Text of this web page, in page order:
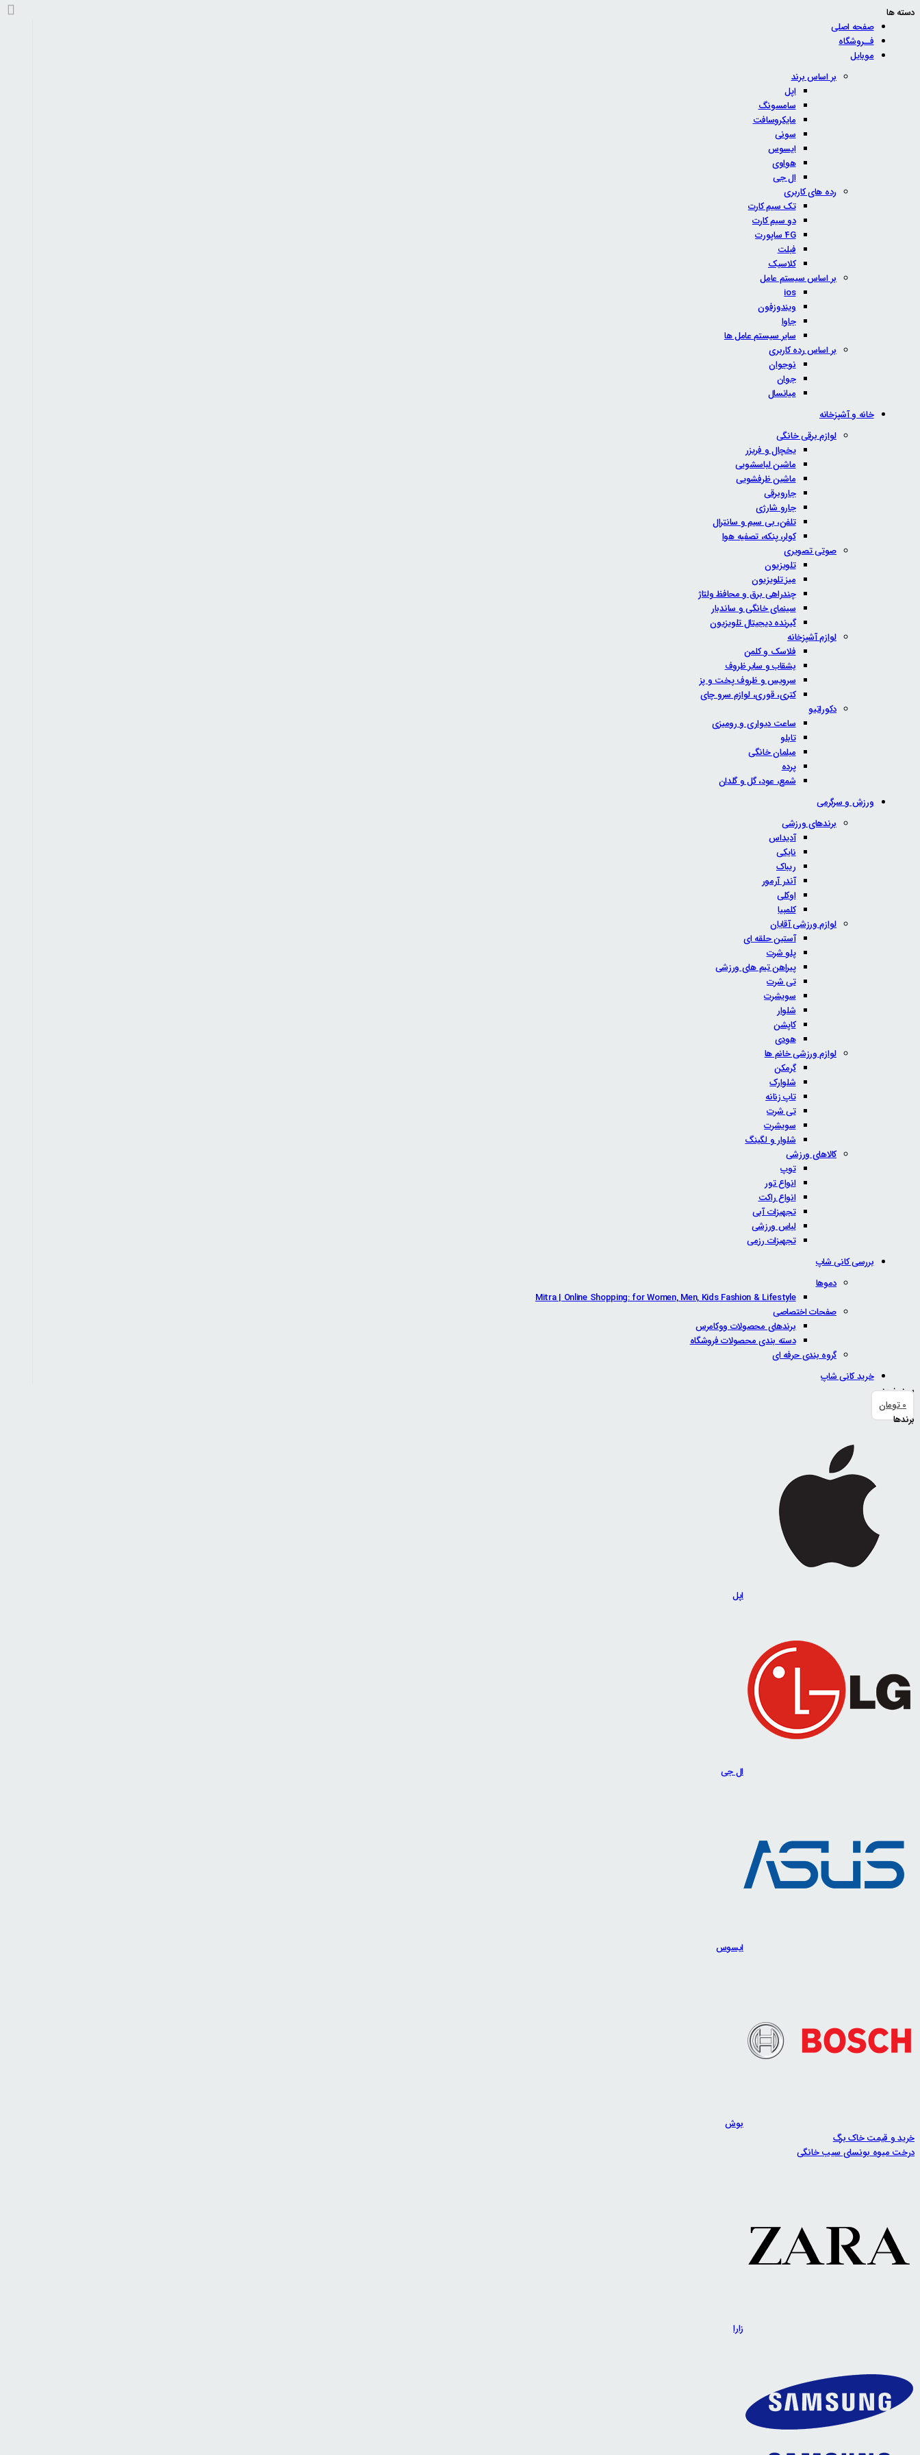
دسته ها
صفحه اصلی
فــروشگاه
موبایل
بر اساس برند
اپل
سامسونگ
مایکروسافت
سونی
ایسوس
هواوی
ال جی
رده های کاربری
تک سیم کارت
دو سیم کارت
4G ساپورت
فبلت
کلاسیک
بر اساس سیستم عامل
ios
ویندوزفون
جاوا
سایر سیستم عامل ها
بر اساس رده کاربری
نوجوان
جوان
میانسال
خانه و آشپزخانه
لوازم برقی خانگی
یخچال و فریزر
ماشین لباسشویی
ماشین ظرفشویی
جاروبرقی
جارو شارژی
تلفن، بی سیم و سانترال
کولر، پنکه، تصفیه هوا
صوتی تصویری
تلویزیون
میز تلویزیون
چندراهی برق و محافظ ولتاژ
سینمای خانگی و ساندبار
گیرنده دیجیتال تلویزیون
لوازم آشپزخانه
فلاسک و کلمن
بشقاب و سایر ظروف
سرویس و ظروف پخت و پز
کتری، قوری، لوازم سرو چای
دکوراتیو
ساعت دیواری و رومیزی
تابلو
مبلمان خانگی
پرده
شمع، عود، گل و گلدان
ورزش و سرگرمی
برندهای ورزشی
آدیداس
نایکی
ریباک
آندر آرمور
اوکلی
کلمبیا
لوازم ورزشی آقایان
آستین حلقه ای
پلو شرت
پیراهن تیم های ورزشی
تی شرت
سویشرت
شلوار
کاپشن
هودی
لوازم ورزشی خانم ها
گرمکن
شلوارک
تاپ زنانه
تی شرت
سویشرت
شلوار و لگینگ
کالاهای ورزشی
توپ
انواع تور
انواع راکت
تجهیزات آبی
لباس ورزشی
تجهیزات رزمی
بررسی کانی شاپ
دموها
Mitra | Online Shopping: for Women, Men, Kids Fashion & Lifestyle
صفحات اختصاصی
برندهای محصولات ووکامرس
دسته بندی محصولات فروشگاه
گروه بندی حرفه ای
خرید کانی شاپ
سبد خرید
0تومان
برندها
اپل
ال جی
ایسوس
بوش
خرید و قیمت خاک برگ
درخت میوه بونسای سیب خانگی
زارا